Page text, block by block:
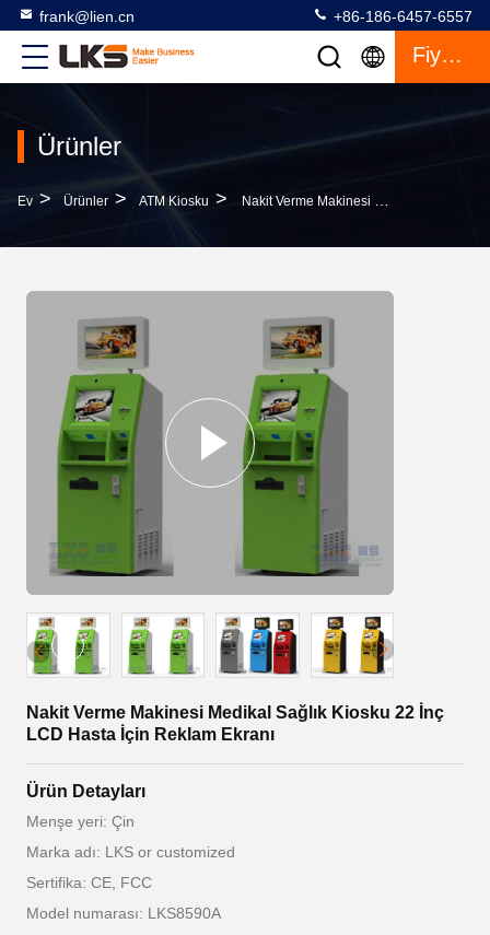
frank@lien.cn +86-186-6457-6557
Fiyat Teklifi
Ürünler
Ev > Ürünler > ATM Kiosku > Nakit Verme Makinesi Medikal Sağlık Kiosku 22 İnç LCD Hasta İçin Reklam Ekranı
Nakit Verme Makinesi Medikal Sağlık Kiosku 22 İnç
LCD Hasta İçin Reklam Ekranı
Ürün Detayları
Menşe yeri: Çin
Marka adı: LKS or customized
Sertifika: CE, FCC
Model numarası: LKS8590A